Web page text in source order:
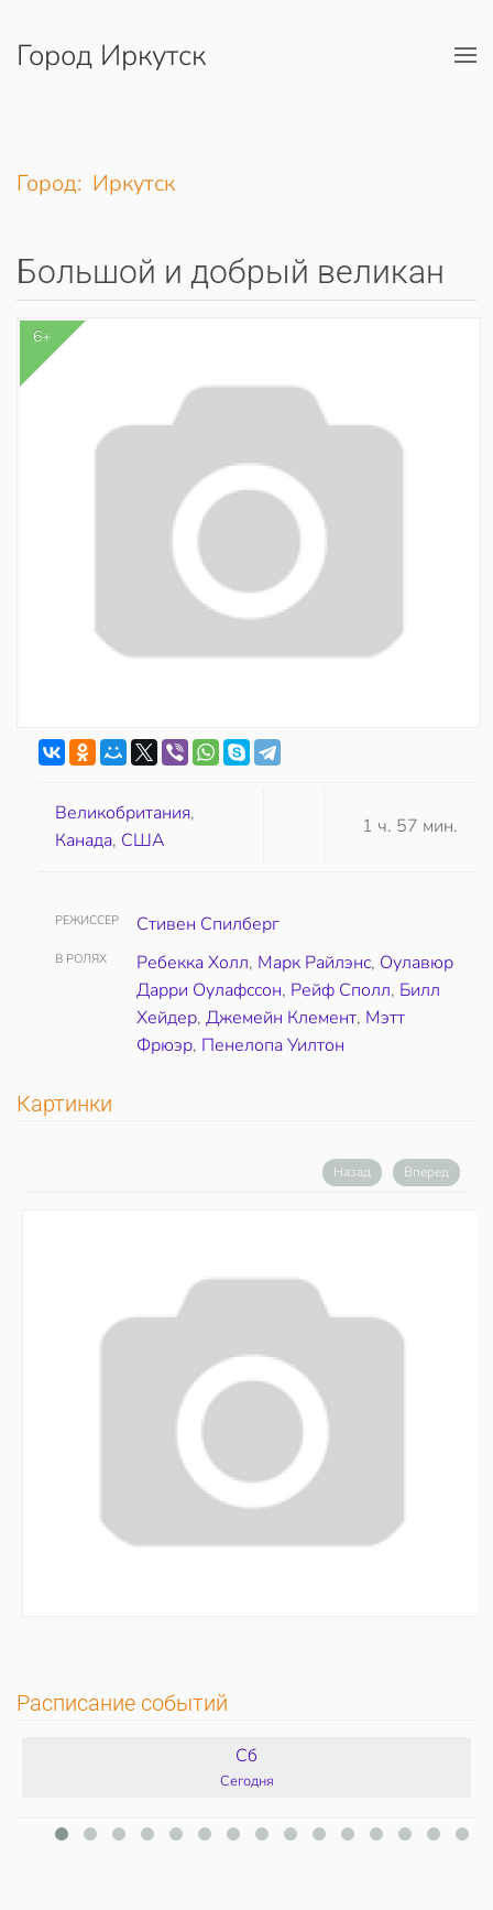
Перейти к содержимому
Город Иркутск
Город: Иркутск
Большой и добрый великан
6+
Великобритания,
Канада, США
1 ч. 57 мин.
РЕЖИССЕР Стивен Спилберг
В РОЛЯХ Ребекка Холл, Марк Райлэнс, Оулавюр
Дарри Оулафссон, Рейф Сполл, Билл
Хейдер, Джемейн Клемент, Мэтт
Фрюэр, Пенелопа Уилтон
Картинки
Назад Вперед
Расписание событий
Сб
Сегодня